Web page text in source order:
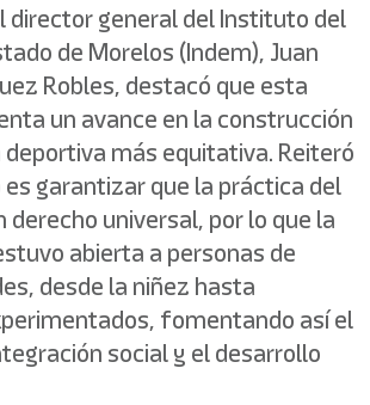
director general del Instituto del
de Morelos (Indem), Juan
Robles, destacó que esta
un avance en la construcción
más equitativa. Reiteró
garantizar que la práctica del
derecho universal, por lo que la
abierta a personas de
desde la niñez hasta
fomentando así el
social y el desarrollo